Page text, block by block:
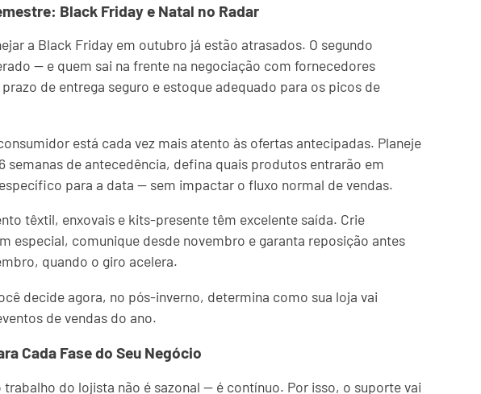
Black Friday e Natal no Radar
a Black Friday em outubro já estão atrasados. O segundo
— e quem sai na frente na negociação com fornecedores
de entrega seguro e estoque adequado para os picos de
está cada vez mais atento às ofertas antecipadas. Planeje
semanas de antecedência, defina quais produtos entrarão em
para a data — sem impactar o fluxo normal de vendas.
têxtil, enxovais e kits-presente têm excelente saída. Crie
especial, comunique desde novembro e garanta reposição antes
quando o giro acelera.
decide agora, no pós-inverno, determina como sua loja vai
de vendas do ano.
Cada Fase do Seu Negócio
do lojista não é sazonal — é contínuo. Por isso, o suporte vai